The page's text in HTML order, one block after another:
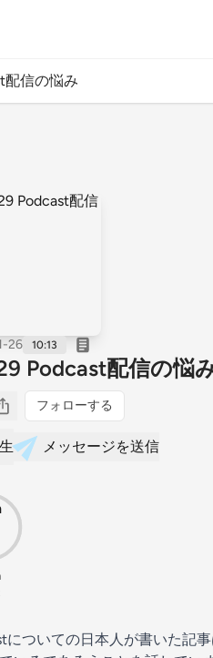
配信の悩み
26 10:13
Podcast配信の悩
フォローする
メッセージを送信
についての日本人が書いた記